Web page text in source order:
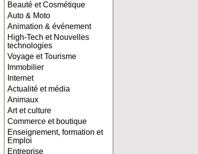
Beauté et Cosmétique
Auto & Moto
Animation & événement
High-Tech et Nouvelles
technologies
Voyage et Tourisme
Immobilier
Internet
Actualité et média
Animaux
Art et culture
Commerce et boutique
Enseignement, formation et
Emploi
Entreprise